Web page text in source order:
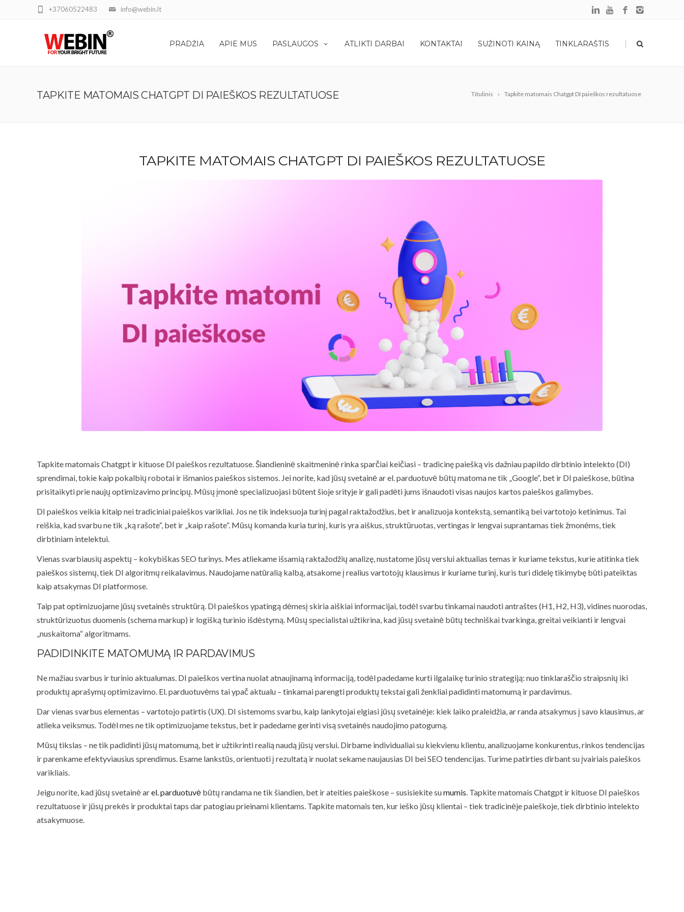
info@webin.lt
+37060522483
PRADŽIA APIE MUS PASLAUGOS ATLIKTI DARBAI KONTAKTAI SUŽINOTI KAINĄ TINKLARAŠTIS |
Titulinis Tapkite matomais Chatgpt DI paieškos rezultatuose
TAPKITE MATOMAIS CHATGPT DI PAIEŠKOS REZULTATUOSE
TAPKITE MATOMAIS CHATGPT DI PAIEŠKOS REZULTATUOSE
Tapkite matomais Chatgpt ir kituose DI paieškos rezultatuose. Šiandieninė skaitmeninė rinka sparčiai keičiasi – tradicinę paiešką vis dažniau papildo dirbtinio intelekto (DI)
sprendimai, tokie kaip pokalbių robotai ir išmanios paieškos sistemos. Jei norite, kad jūsų svetainė ar el. parduotuvė būtų matoma ne tik „Google“, bet ir DI paieškose, būtina
prisitaikyti prie naujų optimizavimo principų. Mūsų įmonė specializuojasi būtent šioje srityje ir gali padėti jums išnaudoti visas naujos kartos paieškos galimybes.
DI paieškos veikia kitaip nei tradiciniai paieškos varikliai. Jos ne tik indeksuoja turinį pagal raktažodžius, bet ir analizuoja kontekstą, semantiką bei vartotojo ketinimus. Tai
reiškia, kad svarbu ne tik „ką rašote“, bet ir „kaip rašote“. Mūsų komanda kuria turinį, kuris yra aiškus, struktūruotas, vertingas ir lengvai suprantamas tiek žmonėms, tiek
dirbtiniam intelektui.
Vienas svarbiausių aspektų – kokybiškas SEO turinys. Mes atliekame išsamią raktažodžių analizę, nustatome jūsų verslui aktualias temas ir kuriame tekstus, kurie atitinka tiek
paieškos sistemų, tiek DI algoritmų reikalavimus. Naudojame natūralią kalbą, atsakome į realius vartotojų klausimus ir kuriame turinį, kuris turi didelę tikimybę būti pateiktas
kaip atsakymas DI platformose.
Taip pat optimizuojame jūsų svetainės struktūrą. DI paieškos ypatingą dėmesį skiria aiškiai informacijai, todėl svarbu tinkamai naudoti antraštes (H1, H2, H3), vidines nuorodas,
struktūrizuotus duomenis (schema markup) ir logišką turinio išdėstymą. Mūsų specialistai užtikrina, kad jūsų svetainė būtų techniškai tvarkinga, greitai veikianti ir lengvai
„nuskaitoma“ algoritmams.
PADIDINKITE MATOMUMĄ IR PARDAVIMUS
Ne mažiau svarbus ir turinio aktualumas. DI paieškos vertina nuolat atnaujinamą informaciją, todėl padedame kurti ilgalaikę turinio strategiją: nuo tinklaraščio straipsnių iki
produktų aprašymų optimizavimo. El. parduotuvėms tai ypač aktualu – tinkamai parengti produktų tekstai gali ženkliai padidinti matomumą ir pardavimus.
Dar vienas svarbus elementas – vartotojo patirtis (UX). DI sistemoms svarbu, kaip lankytojai elgiasi jūsų svetainėje: kiek laiko praleidžia, ar randa atsakymus į savo klausimus, ar
atlieka veiksmus. Todėl mes ne tik optimizuojame tekstus, bet ir padedame gerinti visą svetainės naudojimo patogumą.
Mūsų tikslas – ne tik padidinti jūsų matomumą, bet ir užtikrinti realią naudą jūsų verslui. Dirbame individualiai su kiekvienu klientu, analizuojame konkurentus, rinkos tendencijas
ir parenkame efektyviausius sprendimus. Esame lankstūs, orientuoti į rezultatą ir nuolat sekame naujausias DI bei SEO tendencijas. Turime patirties dirbant su įvairiais paieškos
varikliais.
Jeigu norite, kad jūsų svetainė arel. parduotuvė būtų randama ne tik šiandien, bet ir ateities paieškose – susisiekite sumumis. Tapkite matomais Chatgpt ir kituose DI paieškos
rezultatuose ir jūsų prekės ir produktai taps dar patogiau prieinami klientams. Tapkite matomais ten, kur ieško jūsų klientai – tiek tradicinėje paieškoje, tiek dirbtinio intelekto
atsakymuose.